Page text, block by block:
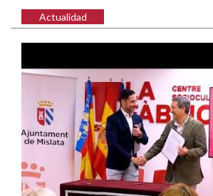
Actualidad